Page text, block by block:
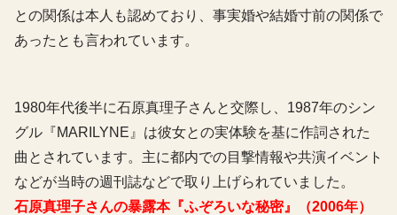
との関係は本人も認めており、事実婚や結婚寸前の関係で
あったとも言われています。
1980年代後半に石原真理子さんと交際し、1987年のシン
グル『MARILYNE』は彼女との実体験を基に作詞された
曲とされています。主に都内での目撃情報や共演イベント
などが当時の週刊誌などで取り上げられていました。
石原真理子さんの暴露本『ふぞろいな秘密』（2006年）